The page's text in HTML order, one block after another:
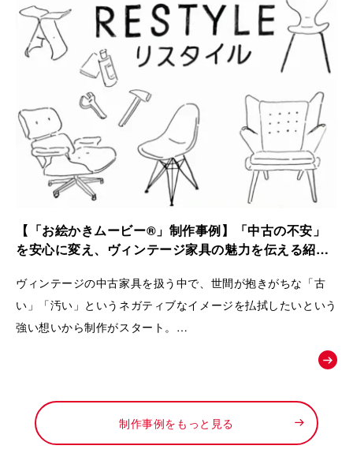
【「お絵かきムービー®」制作事例】「中古の不安」
を安心に変え、ヴィンテージ家具の魅力を伝える紹介
ヴィンテージの中古家具を扱う中で、世間が抱きがちな「古
い」「汚い」というネガティブなイメージを払拭したいという
強い想いから制作がスタート。
徹底したメンテナンスによって生まれる「新品以上の価値」
ンテリアも自由に楽しんでほしい」というお店からの新しい提
案を形にするために依頼されました。
制作事例をもっと見る